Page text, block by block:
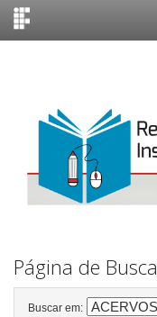
Página de Busca
Buscar em: